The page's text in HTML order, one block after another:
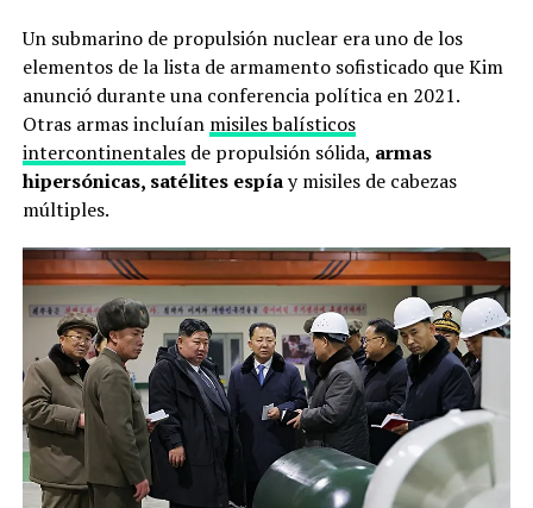
Un submarino de propulsión nuclear era uno de los
elementos de la lista de armamento sofisticado que Kim
anunció durante una conferencia política en 2021.
Otras armas incluían misiles balísticos
intercontinentalesde propulsión sólida, armas
hipersónicas, satélites espíay misiles de cabezas
múltiples.